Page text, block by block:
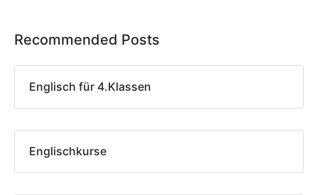
Recommended Posts
Englisch für 4.Klassen
Englischkurse